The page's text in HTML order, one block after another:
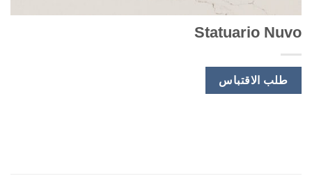
Statuario Nuvo
طلب الاقتباس